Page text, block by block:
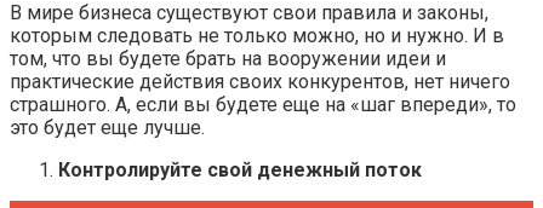
В мире бизнеса существуют свои правила и законы,
которым следовать не только можно, но и нужно. И в
том, что вы будете брать на вооружении идеи и
практические действия своих конкурентов, нет ничего
страшного. А, если вы будете еще на «шаг впереди», то
это будет еще лучше.
Контролируйте свой денежный поток